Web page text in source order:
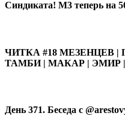
Синдиката! М3 теперь на
ЧИТКА #18 МЕЗЕНЦЕВ |
ТАМБИ | МАКАР |
День 371. Беседа с